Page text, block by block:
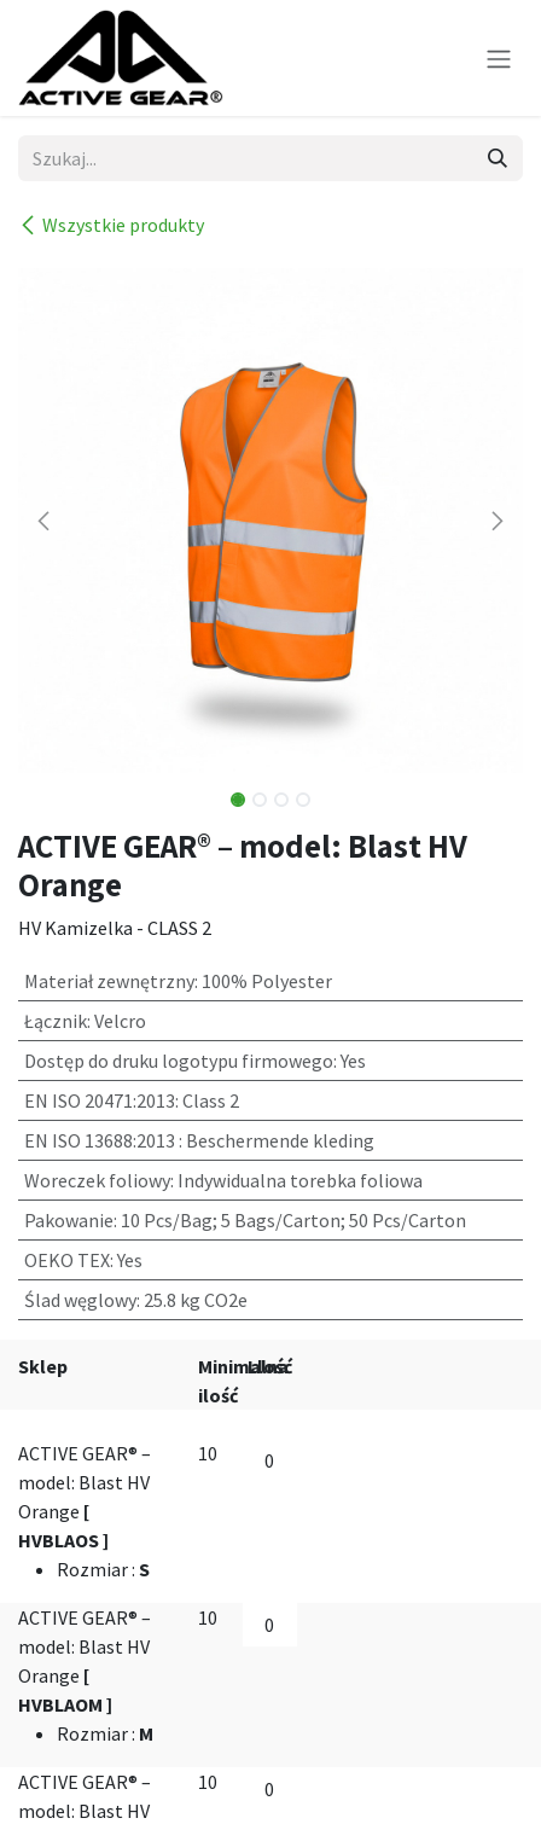
Skip to Content
Wszystkie produkty
ACTIVE GEAR® – model: Blast HV
Orange
HV Kamizelka - CLASS 2
Materiał zewnętrzny: 100% Polyester
Łącznik: Velcro
Dostęp do druku logotypu firmowego:Yes
EN ISO 20471:2013: Class 2
EN ISO 13688:2013 : Beschermende kleding
Woreczek foliowy: Indywidualna torebka foliowa
Pakowanie: 10 Pcs/Bag; 5 Bags/Carton; 50 Pcs/Carton
OEKO TEX:Yes
Ślad węglowy: 25.8 kg CO2e
Sklep
Minimalna
ilość
Llość
ACTIVE GEAR® –
model: Blast HV
Orange [
HVBLAOS ]
Rozmiar: S
10
ACTIVE GEAR® –
model: Blast HV
Orange [
HVBLAOM ]
Rozmiar: M
10
ACTIVE GEAR® –
model: Blast HV
10